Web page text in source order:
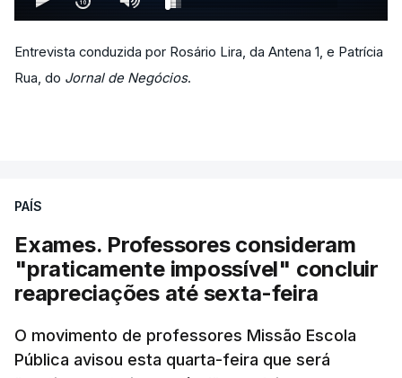
Entrevista conduzida por Rosário Lira, da Antena 1, e Patrícia
Rua, do Jornal de Negócios.
PAÍS
Exames. Professores consideram
"praticamente impossível" concluir
reapreciações até sexta-feira
O movimento de professores Missão Escola
Pública avisou esta quarta-feira que será